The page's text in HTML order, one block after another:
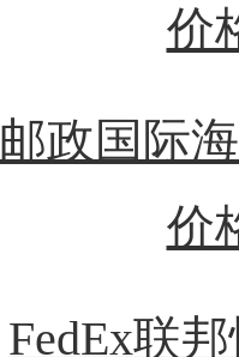
价
邮政国际
价
FedEx联